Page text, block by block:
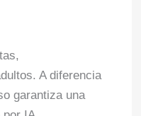
A diferencia
garantiza una